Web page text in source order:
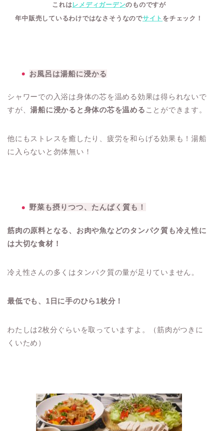
これはレメディガーデンのものですが
年中販売しているわけではなさそうなのでサイト をチェック！
お風呂は湯船に浸かる
シャワーでの入浴は身体の芯を温める効果は得られないで
すが、湯船に浸かると身体の芯を温める ことができます。
他にもストレスを癒したり、疲労を和らげる効果も！湯船
に入らないと勿体無い！
野菜も摂りつつ、たんぱく質も！
筋肉の原料となる、お肉や魚などのタンパク質も冷え性に
は大切な食材！
冷え性さんの多くはタンパク質の量が足りていません。
最低でも、1日に手のひら1枚分！
わたしは2枚分ぐらいを取っていますよ。（筋肉がつきに
くいため）